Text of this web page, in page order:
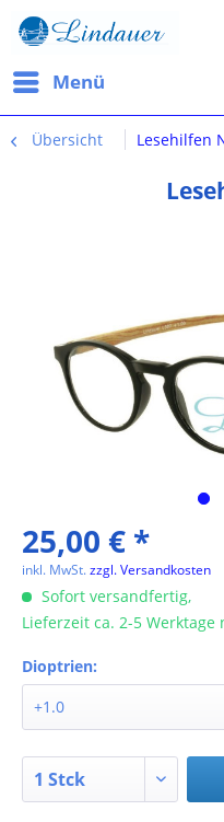
Menü
Übersicht Lesehilfen
25,00 € *
inkl. MwSt.zzgl. Versandkosten
Sofort versandfertig,
Lieferzeit ca. 2-5
Dioptrien: